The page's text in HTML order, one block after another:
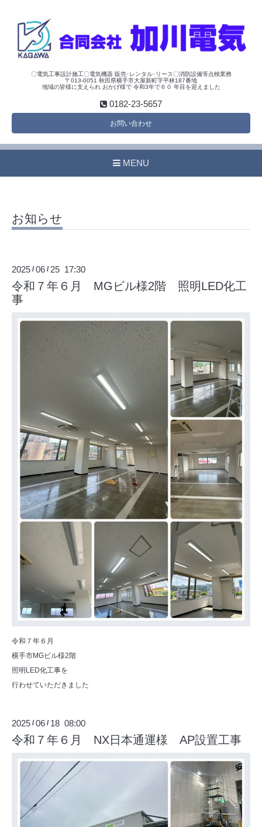
〇電気工事設計施工〇電気機器 販売･レンタル･リース〇消防設備等点検業務
〒013-0051 秋田県横手市大屋新町字平林187番地
地域の皆様に支えられ おかげ様で 令和3年で６０ 年目を迎えました
0182-23-5657
お問い合わせ
MENU
お知らせ
2025 /06 / 25 17:30
令和７年６月 MGビル様2階 照明LED化工
事
令和７年６月
横手市MGビル様2階
照明LED化工事を
行わせていただきました
2025 /06 / 18 08:00
令和７年６月 NX日本通運様 AP設置工事